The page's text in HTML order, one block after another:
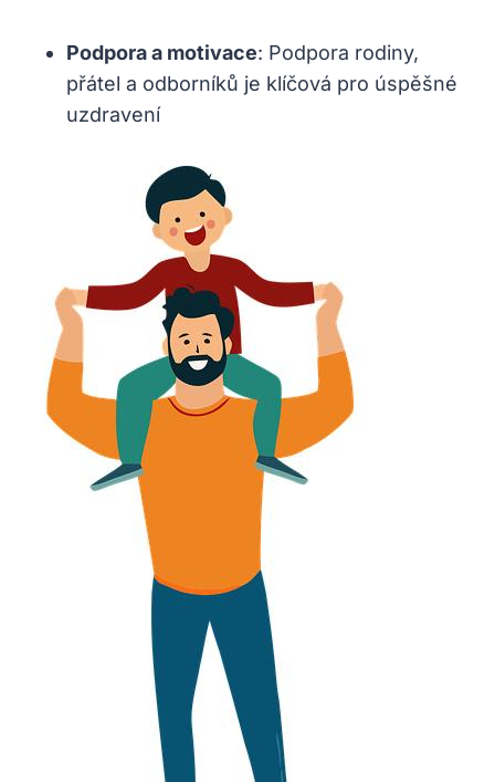
Podpora a motivace: Podpora rodiny,
přátel a odborníků je klíčová pro úspěšné
uzdravení